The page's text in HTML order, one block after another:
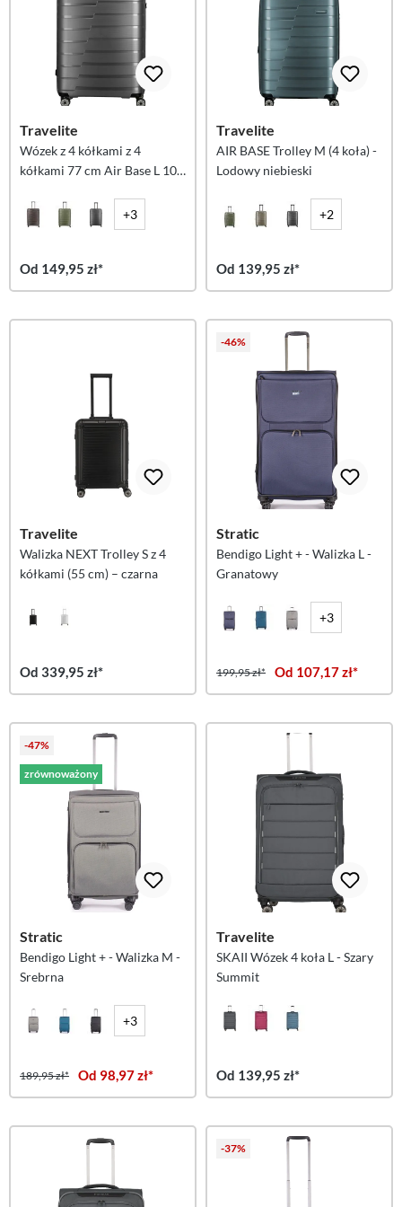
Travelite
Wózek z 4 kółkami z 4
kółkami 77 cm Air Base L 105
+3
Od 149,95 zł*
Travelite
AIR BASE Trolley M (4 koła) -
Lodowy niebieski
+2
Od 139,95 zł*
Travelite
Walizka NEXT Trolley S z 4
kółkami (55 cm) – czarna
Od 339,95 zł*
-46%
Stratic
Bendigo Light + - Walizka L -
Granatowy
+3
199,95 zł* Od 107,17 zł*
-47%
zrównoważony
Stratic
Bendigo Light + - Walizka M -
Srebrna
+3
189,95 zł* Od 98,97 zł*
Travelite
SKAII Wózek 4 koła L - Szary
Summit
Od 139,95 zł*
-37%